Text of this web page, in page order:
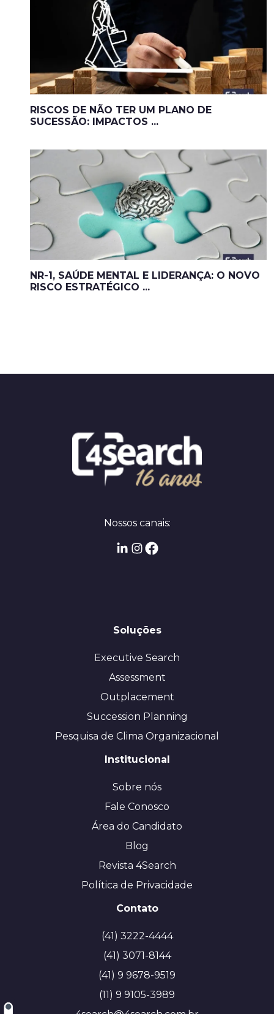
RISCOS DE NÃO TER UM PLANO DE
SUCESSÃO: IMPACTOS ...
NR-1, SAÚDE MENTAL E LIDERANÇA: O NOVO
RISCO ESTRATÉGICO ...
Nossos canais:
Soluções
Executive Search
Assessment
Outplacement
Succession Planning
Pesquisa de Clima Organizacional
Institucional
Sobre nós
Fale Conosco
Área do Candidato
Blog
Revista 4Search
Política de Privacidade
Contato
(41) 3222-4444
(41) 3071-8144
(41) 9 9678-9519
(11) 9 9105-3989